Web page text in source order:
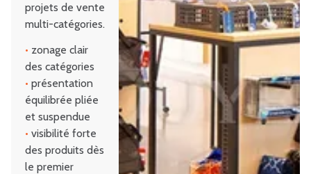
projets de vente
multi-catégories.
• zonage clair
des catégories
• présentation
équilibrée pliée
et suspendue
• visibilité forte
des produits dès
le premier